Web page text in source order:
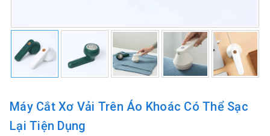
Máy Cắt Xơ Vải Trên Áo Khoác Có Thể Sạc
Lại Tiện Dụng